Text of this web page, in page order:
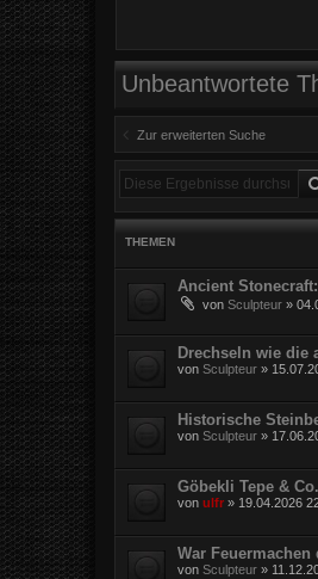
Unbeantwortete
Zur erweiterten Suche
THEMEN
Ancient
von Sculpteur »
Drechseln wie die
von Sculpteur »
Historische
von Sculpteur »
Göbekli Tepe & Co.
von ulfr » 19.04.2026
War
von Sculpteur »